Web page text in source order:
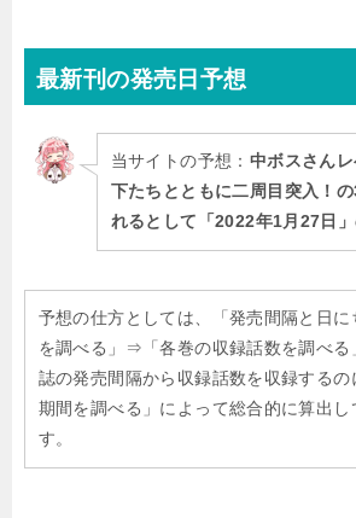
最新刊の発売日予想
当サイトの予想： 中ボスさん
下たちとともに二周目突入！
れるとして「2022年1月27日
予想の仕方としては、「発売間隔と日に
を調べる」⇒「各巻の収録話数を調べ
誌の発売間隔から収録話数を収録するの
期間を調べる」によって総合的に算出し
す。